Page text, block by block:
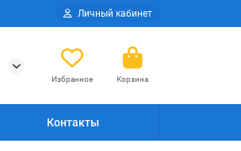
Личный кабинет
Избранное Корзина
Контакты